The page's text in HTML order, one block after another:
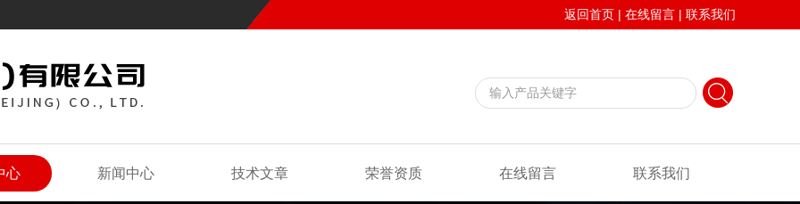
返回首页 | 在线留言 | 联系我们
心 新闻中心 技术文章 荣誉资质 在线留言 联系我们